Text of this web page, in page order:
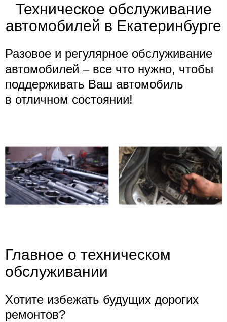
Техническое обслуживание
автомобилей в Екатеринбурге​
Разовое и регулярное обслуживание
автомобилей – все что нужно, чтобы
поддерживать Ваш автомобиль
в отличном состоянии!​
Главное о техническом
обслуживании
Хотите избежать будущих дорогих
ремонтов?